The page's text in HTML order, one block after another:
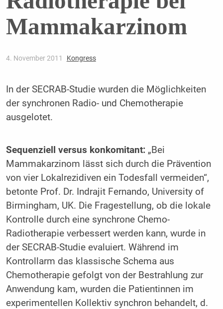
Mammakarzinom
4. November 2011 Kongress
In der SECRAB-Studie wurden die Möglichkeiten
der synchronen Radio- und Chemotherapie
ausgelotet.
Sequenziell versus konkomitant: „Bei
Mammakarzinom lässt sich durch die Prävention
von vier Lokalrezidiven ein Todesfall vermeiden“,
betonte Prof. Dr. Indrajit Fernando, University of
Birmingham, UK. Die Fragestellung, ob die lokale
Kontrolle durch eine synchrone Chemo-
Radiotherapie verbessert werden kann, wurde in
der SECRAB-Studie evaluiert. Während im
Kontrollarm das klassische Schema aus
Chemotherapie gefolgt von der Bestrahlung zur
Anwendung kam, wurden die Patientinnen im
experimentellen Kollektiv synchron behandelt, d.